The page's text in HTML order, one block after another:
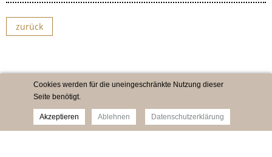
zurück
Impressum Newsletter Datenschutz
Cookies werden für die uneingeschränkte Nutzung dieser
Seite benötigt.
Akzeptieren Ablehnen Datenschutzerklärung